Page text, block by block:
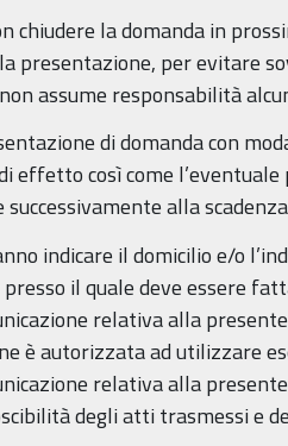
chiudere la domanda in
presentazione, per evitare
assume responsabilità
di domanda con
effetto così come
alla
indicare il domicilio e/o
il quale deve essere
relativa alla
è autorizzata ad utilizzare
relativa alla
degli atti trasmessi e